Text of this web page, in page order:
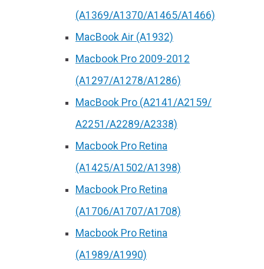
(A1369/A1370/A1465/A1466)
MacBook Air (A1932)
Macbook Pro 2009-2012
(A1297/A1278/A1286)
MacBook Pro (А2141/А2159/
А2251/A2289/A2338)
Macbook Pro Retina
(А1425/A1502/A1398)
Macbook Pro Retina
(А1706/A1707/A1708)
Macbook Pro Retina
(А1989/A1990)